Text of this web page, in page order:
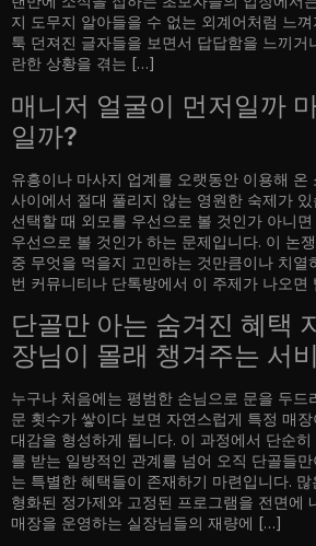
지 도무지 알아들을 수 없는 외계어처럼 느
툭 던져진 글자들을 보면서 답답함을 느끼거
란한 상황을 겪는 […]
매니저 얼굴이 먼저일까
일까?
유흥이나 마사지 업계를 오랫동안 이용해 온
사이에서 절대 풀리지 않는 영원한 숙제가
선택할 때 외모를 우선으로 볼 것인가 아니
우선으로 볼 것인가 하는 문제입니다. 이 논
중 무엇을 먹을지 고민하는 것만큼이나 치열
번 커뮤니티나 단톡방에서 이 주제가 나오
단골만 아는 숨겨진 혜택
장님이 몰래 챙겨주는 서
누구나 처음에는 평범한 손님으로 문을 두드
문 횟수가 쌓이다 보면 자연스럽게 특정 매
대감을 형성하게 됩니다. 이 과정에서 단순
를 받는 일방적인 관계를 넘어 오직 단골들
는 특별한 혜택들이 존재하기 마련입니다.
형화된 정가제와 고정된 프로그램을 전면에
매장을 운영하는 실장님들의 재량에 […]